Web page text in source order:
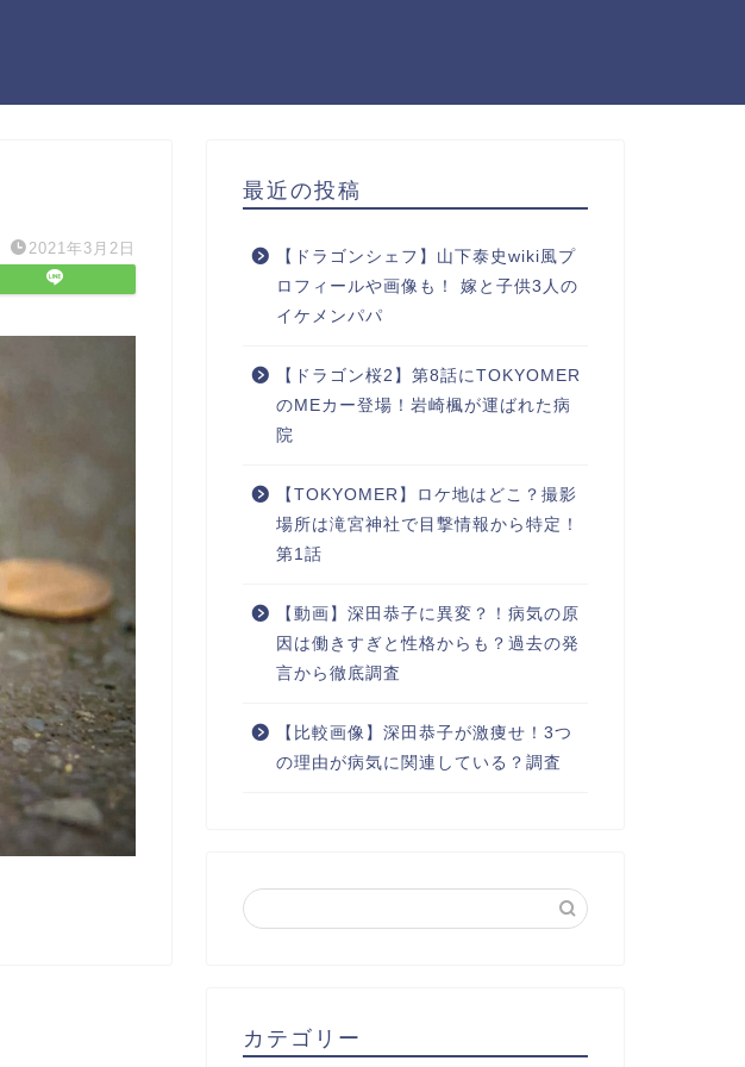
2021年3月2日
最近の投稿
【ドラゴンシェフ】山下泰史wiki風プ
ロフィールや画像も！ 嫁と子供3人の
イケメンパパ
【ドラゴン桜2】第8話にTOKYOMER
のMEカー登場！岩崎楓が運ばれた病
院
【TOKYOMER】ロケ地はどこ？撮影
場所は滝宮神社で目撃情報から特定！
第1話
【動画】深田恭子に異変？！病気の原
因は働きすぎと性格からも？過去の発
言から徹底調査
【比較画像】深田恭子が激痩せ！3つ
の理由が病気に関連している？調査
カテゴリー